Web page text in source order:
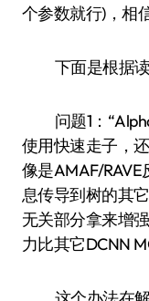
个参数就行)，相
下面是根据
问题1：
使用快速走子，
像是AMAF/
息传导到树的其
无关部分拿来增
力比其它DCNN